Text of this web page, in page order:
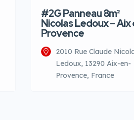
#2G Panneau 8m²
Nicolas Ledoux – Aix
Provence
2010 Rue Claude
Ledoux, 13290 Aix-en-
Provence, France